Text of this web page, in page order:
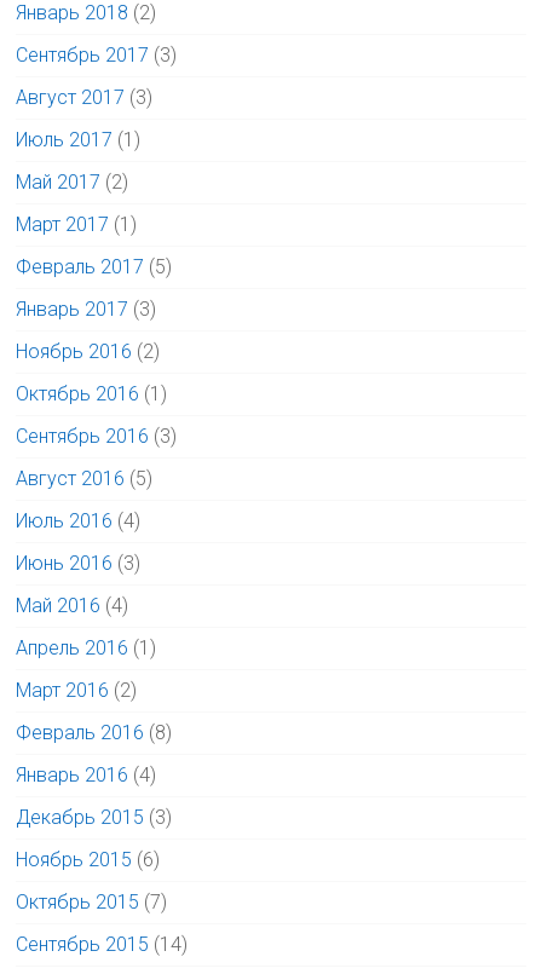
Январь 2018 (2)
Сентябрь 2017 (3)
Август 2017 (3)
Июль 2017 (1)
Май 2017 (2)
Март 2017 (1)
Февраль 2017 (5)
Январь 2017 (3)
Ноябрь 2016 (2)
Октябрь 2016 (1)
Сентябрь 2016 (3)
Август 2016 (5)
Июль 2016 (4)
Июнь 2016 (3)
Май 2016 (4)
Апрель 2016 (1)
Март 2016 (2)
Февраль 2016 (8)
Январь 2016 (4)
Декабрь 2015 (3)
Ноябрь 2015 (6)
Октябрь 2015 (7)
Сентябрь 2015 (14)